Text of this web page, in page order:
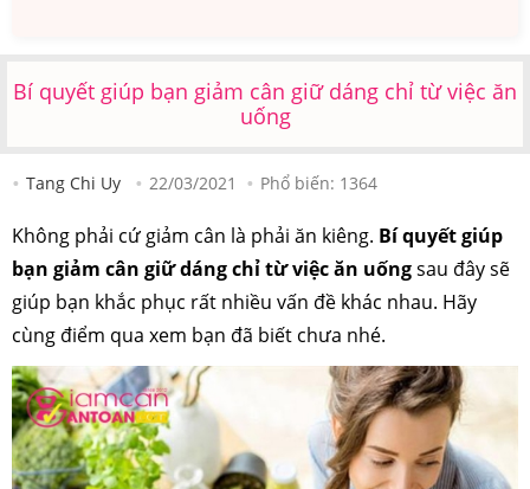
Bí quyết giúp bạn giảm cân giữ dáng chỉ từ việc ăn
uống
Tang Chi Uy 22/03/2021 Phổ biến: 1364
Không phải cứ giảm cân là phải ăn kiêng. Bí quyết giúp
bạn giảm cân giữ dáng chỉ từ việc ăn uốngsau đây sẽ
giúp bạn khắc phục rất nhiều vấn đề khác nhau. Hãy
cùng điểm qua xem bạn đã biết chưa nhé.